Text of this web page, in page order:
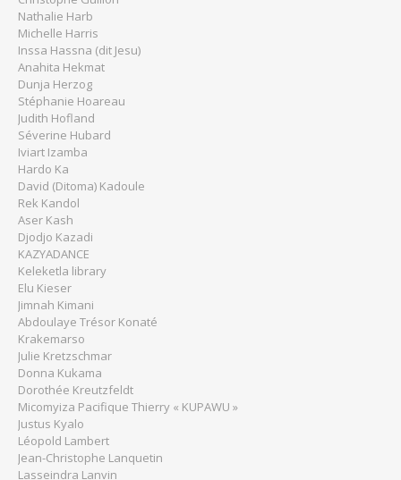
Nathalie Harb
Michelle Harris
Inssa Hassna (dit Jesu)
Anahita Hekmat
Dunja Herzog
Stéphanie Hoareau
Judith Hofland
Séverine Hubard
Iviart Izamba
Hardo Ka
David (Ditoma) Kadoule
Rek Kandol
Aser Kash
Djodjo Kazadi
KAZYADANCE
Keleketla library
Elu Kieser
Jimnah Kimani
Abdoulaye Trésor Konaté
Krakemarso
Julie Kretzschmar
Donna Kukama
Dorothée Kreutzfeldt
Micomyiza Pacifique Thierry « KUPAWU »
Justus Kyalo
Léopold Lambert
Jean-Christophe Lanquetin
Lasseindra Lanvin